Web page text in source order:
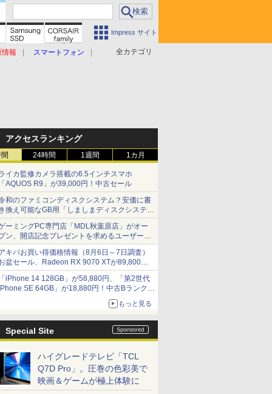
Impress サイト
全カテゴリ
情報 スマートフォン
アクセスランキング
24時間 1週間 1カ月
イカ監修カメラ搭載の6.5インチスマホ
AQUOS R9」が39,000円！中古セール
和のファミコンディスクシステム？安価に書
換え可能なGB用「しましまディスクシステ
」
ーミングPC専門店「MDL秋葉原店」がオー
ン、開店記念プレゼントを求めるユーザーが
し寄せ長蛇の列に
キバお買い得価格情報（8月6日～7日調査）
盆セール、Radeon RX 9070 XTが89,800
、水平周波数24.8kHz対応の17型モニターが
円、暑さ指数連動セール ほか
iPhone 14 128GB」が58,880円、「第2世代
SE 64GB」が18,880円！中古Bランク品
もっと見る
Special Site
ハイグレードテレビ「TCL
Q7D Pro」。圧巻の色彩美で
映画＆ゲームが極上体験に